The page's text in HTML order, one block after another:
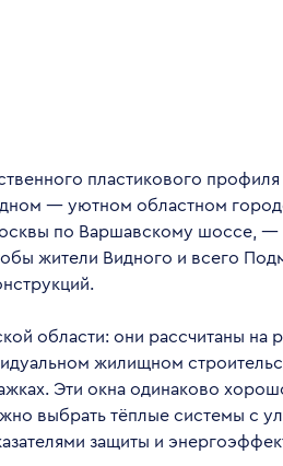
пластикового
— уютном областном
по Варшавскому шоссе,
жители Видного и всего
области: они рассчитаны на
жилищном
Эти окна одинаково
выбрать тёплые системы с
защиты и